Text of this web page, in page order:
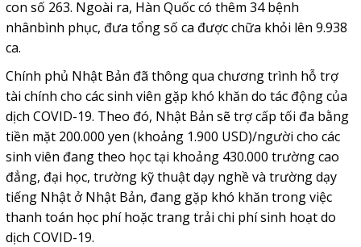
con số 263. Ngoài ra, Hàn Quốc có thêm 34 bệnh
nhânbình phục, đưa tổng số ca được chữa khỏi lên 9.938
ca.
Chính phủ Nhật Bản đã thông qua chương trình hỗ trợ
tài chính cho các sinh viên gặp khó khăn do tác động của
dịch COVID-19. Theo đó, Nhật Bản sẽ trợ cấp tối đa bằng
tiền mặt 200.000 yen (khoảng 1.900 USD)/người cho các
sinh viên đang theo học tại khoảng 430.000 trường cao
đẳng, đại học, trường kỹ thuật dạy nghề và trường dạy
tiếng Nhật ở Nhật Bản, đang gặp khó khăn trong việc
thanh toán học phí hoặc trang trải chi phí sinh hoạt do
dịch COVID-19.